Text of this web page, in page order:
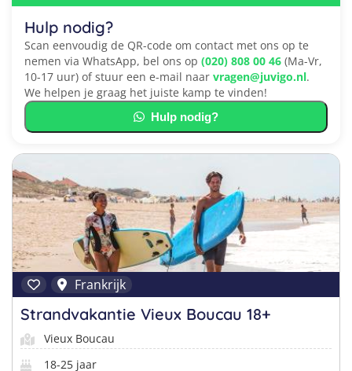
Hulp nodig?
Scan eenvoudig de QR-code om contact met ons op te
nemen via WhatsApp, bel ons op (020) 808 00 46 (Ma-Vr,
10-17 uur) of stuur een e-mail naar vragen@juvigo.nl.
We helpen je graag het juiste kamp te vinden!
Hulp nodig?
Frankrijk
Strandvakantie Vieux Boucau 18+
Vieux Boucau
18-25 jaar